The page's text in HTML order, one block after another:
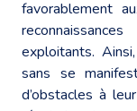
favorablement
exploitants.
sans se
d’obstacles à